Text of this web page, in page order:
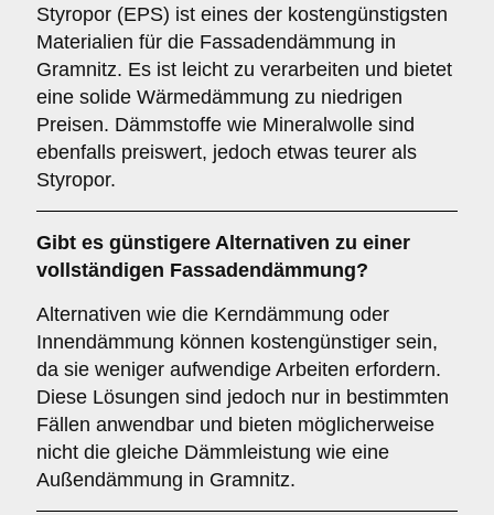
Styropor (EPS) ist eines der kostengünstigsten
Materialien für die Fassadendämmung in
Gramnitz. Es ist leicht zu verarbeiten und bietet
eine solide Wärmedämmung zu niedrigen
Preisen. Dämmstoffe wie Mineralwolle sind
ebenfalls preiswert, jedoch etwas teurer als
Styropor.
Gibt es günstigere Alternativen zu einer
vollständigen Fassadendämmung?
Alternativen wie die Kerndämmung oder
Innendämmung können kostengünstiger sein,
da sie weniger aufwendige Arbeiten erfordern.
Diese Lösungen sind jedoch nur in bestimmten
Fällen anwendbar und bieten möglicherweise
nicht die gleiche Dämmleistung wie eine
Außendämmung in Gramnitz.